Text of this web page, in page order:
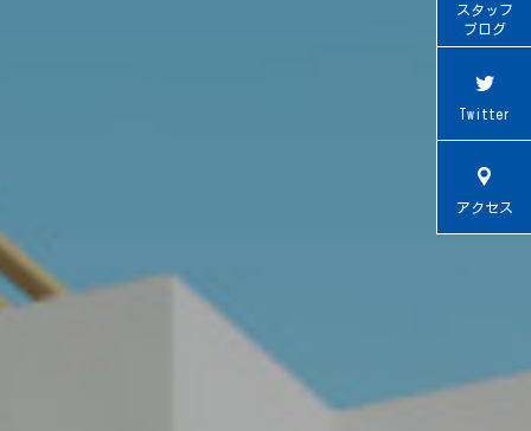
スタッフ
ブログ
Twitter
アクセス